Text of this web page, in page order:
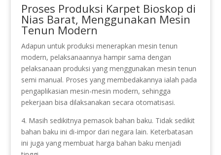
Proses Produksi Karpet Bioskop di
Nias Barat, Menggunakan Mesin
Tenun Modern
Adapun untuk produksi menerapkan mesin tenun
modern, pelaksanaannya hampir sama dengan
pelaksanaan produksi yang menggunakan mesin tenun
semi manual. Proses yang membedakannya ialah pada
pengaplikasian mesin-mesin modern, sehingga
pekerjaan bisa dilaksanakan secara otomatisasi.
4. Masih sedikitnya pemasok bahan baku. Tidak sedikit
bahan baku ini di-impor dari negara lain. Keterbatasan
ini juga yang membuat harga bahan baku menjadi